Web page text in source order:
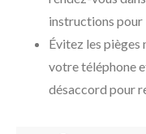
instructions pour
Évitez les pièges
votre téléphone
désaccord pour